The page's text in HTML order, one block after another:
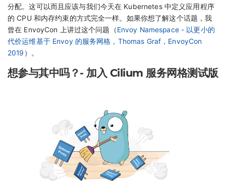
分配。这可以而且应该与我们今天在 Kubernetes 中定义应用程序
的 CPU 和内存约束的方式完全一样。如果你想了解这个话题，我
曾在 EnvoyCon 上讲过这个问题（Envoy Namespace - 以更小的
代价运维基于 Envoy 的服务网格，Thomas Graf，EnvoyCon
2019 ）。
想参与其中吗？- 加入 Cilium 服务网格测试版